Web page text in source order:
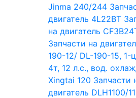
Jinma 240/244
двигатель 4L22BT
на двигатель
Запчасти на
190-12/ DL-190-15, 1-
4т, 12 л.с., вод.
Xingtai 120 Запчасти
двигатель DLH1100/